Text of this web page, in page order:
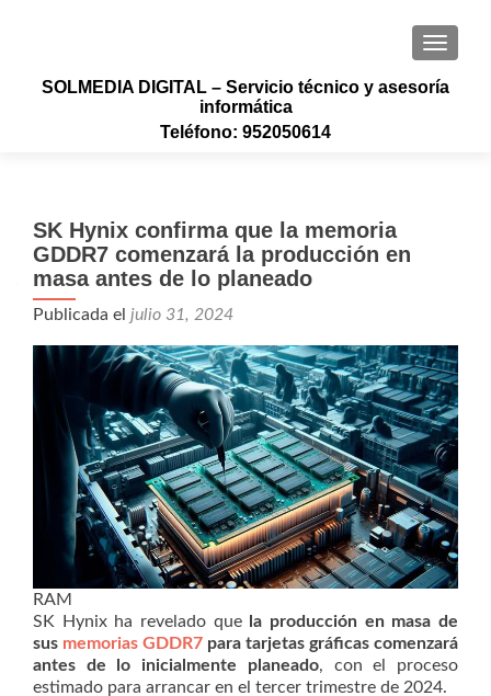
SOLMEDIA DIGITAL – Servicio técnico y asesoría
informática
Teléfono: 952050614
SK Hynix confirma que la memoria
GDDR7 comenzará la producción en
masa antes de lo planeado
Publicada el julio 31, 2024
RAM
SK Hynix ha revelado que
la producción en masa de
sus memorias GDDR7 para tarjetas gráficas comenzará
antes de lo inicialmente planeado, con el proceso
estimado para arrancar en el tercer trimestre de 2024.